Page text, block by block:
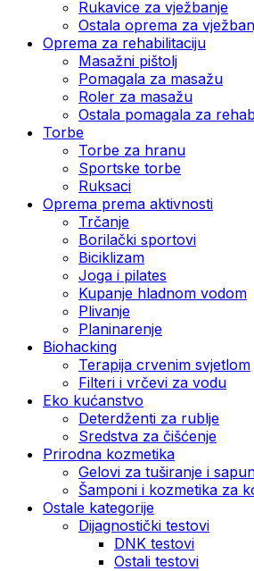
Rukavice za vježbanje
Ostala oprema za
Oprema za rehabilitaciju
Masažni pištolj
Pomagala za masažu
Roler za masažu
Ostala pomagala za
Torbe
Torbe za hranu
Sportske torbe
Ruksaci
Oprema prema aktivnosti
Trčanje
Borilački sportovi
Biciklizam
Joga i pilates
Kupanje hladnom vodom
Plivanje
Planinarenje
Biohacking
Terapija crvenim svjetlom
Filteri i vrčevi za vodu
Eko kućanstvo
Deterdženti za rublje
Sredstva za čišćenje
Prirodna kozmetika
Gelovi za tuširanje i
Šamponi i kozmetika za
Ostale kategorije
Dijagnostički testovi
DNK testovi
Ostali testovi